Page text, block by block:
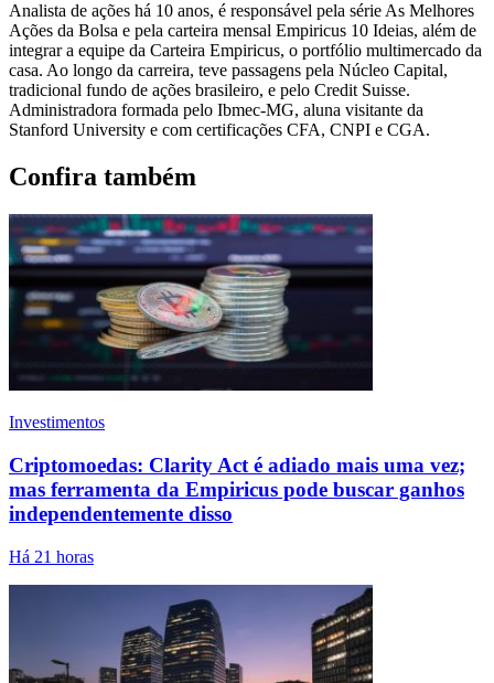
Analista de ações há 10 anos, é responsável pela série As Melhores
Ações da Bolsa e pela carteira mensal Empiricus 10 Ideias, além de
integrar a equipe da Carteira Empiricus, o portfólio multimercado da
casa. Ao longo da carreira, teve passagens pela Núcleo Capital,
tradicional fundo de ações brasileiro, e pelo Credit Suisse.
Administradora formada pelo Ibmec-MG, aluna visitante da
Stanford University e com certificações CFA, CNPI e CGA.
Confira também
Investimentos
Criptomoedas: Clarity Act é adiado mais uma vez;
mas ferramenta da Empiricus pode buscar ganhos
independentemente disso
Há 21 horas